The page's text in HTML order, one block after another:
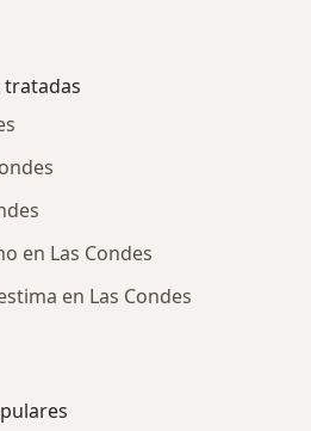
tratadas
en Las Condes
en Las Condes